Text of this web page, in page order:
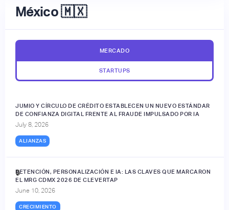
México 🇲🇽
MERCADO
STARTUPS
JUMIO Y CÍRCULO DE CRÉDITO ESTABLECEN UN NUEVO ESTÁNDAR
DE CONFIANZA DIGITAL FRENTE AL FRAUDE IMPULSADO POR IA
July 8, 2026
ALIANZAS
RETENCIÓN, PERSONALIZACIÓN E IA: LAS CLAVES QUE MARCARON
EL MRG CDMX 2026 DE CLEVERTAP
June 10, 2026
CRECIMIENTO
🔒